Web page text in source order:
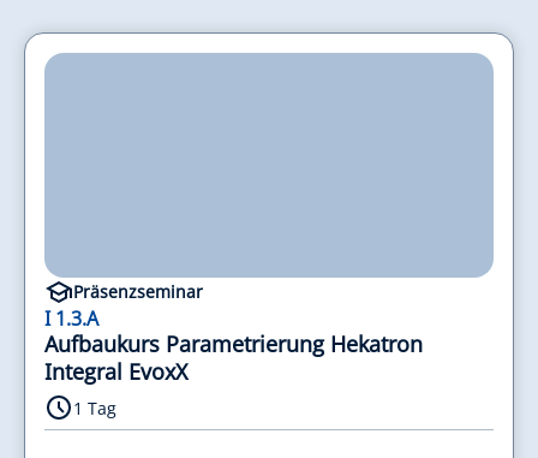
Präsenzseminar
I 1.3.A
Aufbaukurs Parametrierung Hekatron
Integral EvoxX
1 Tag